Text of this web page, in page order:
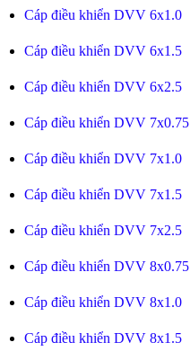
Cáp điều khiển DVV 6x1.0
Cáp điều khiển DVV 6x1.5
Cáp điều khiển DVV 6x2.5
Cáp điều khiển DVV 7x0.75
Cáp điều khiển DVV 7x1.0
Cáp điều khiển DVV 7x1.5
Cáp điều khiển DVV 7x2.5
Cáp điều khiển DVV 8x0.75
Cáp điều khiển DVV 8x1.0
Cáp điều khiển DVV 8x1.5